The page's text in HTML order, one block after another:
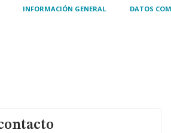
de ...INFORMACIÓN GENERAL DATOS